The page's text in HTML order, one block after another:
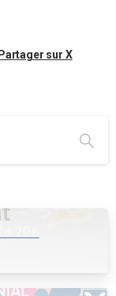
Partager sur X
20e